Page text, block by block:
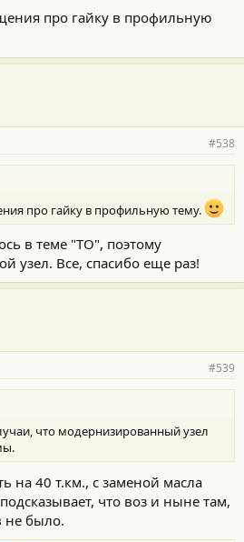
про гайку в профильную
#538
про гайку в профильную тему.
в теме "ТО", поэтому
узел. Все, спасибо еще раз!
#539
что модернизированный узел
на 40 т.км., с заменой масла
что воз и ныне там,
не было.